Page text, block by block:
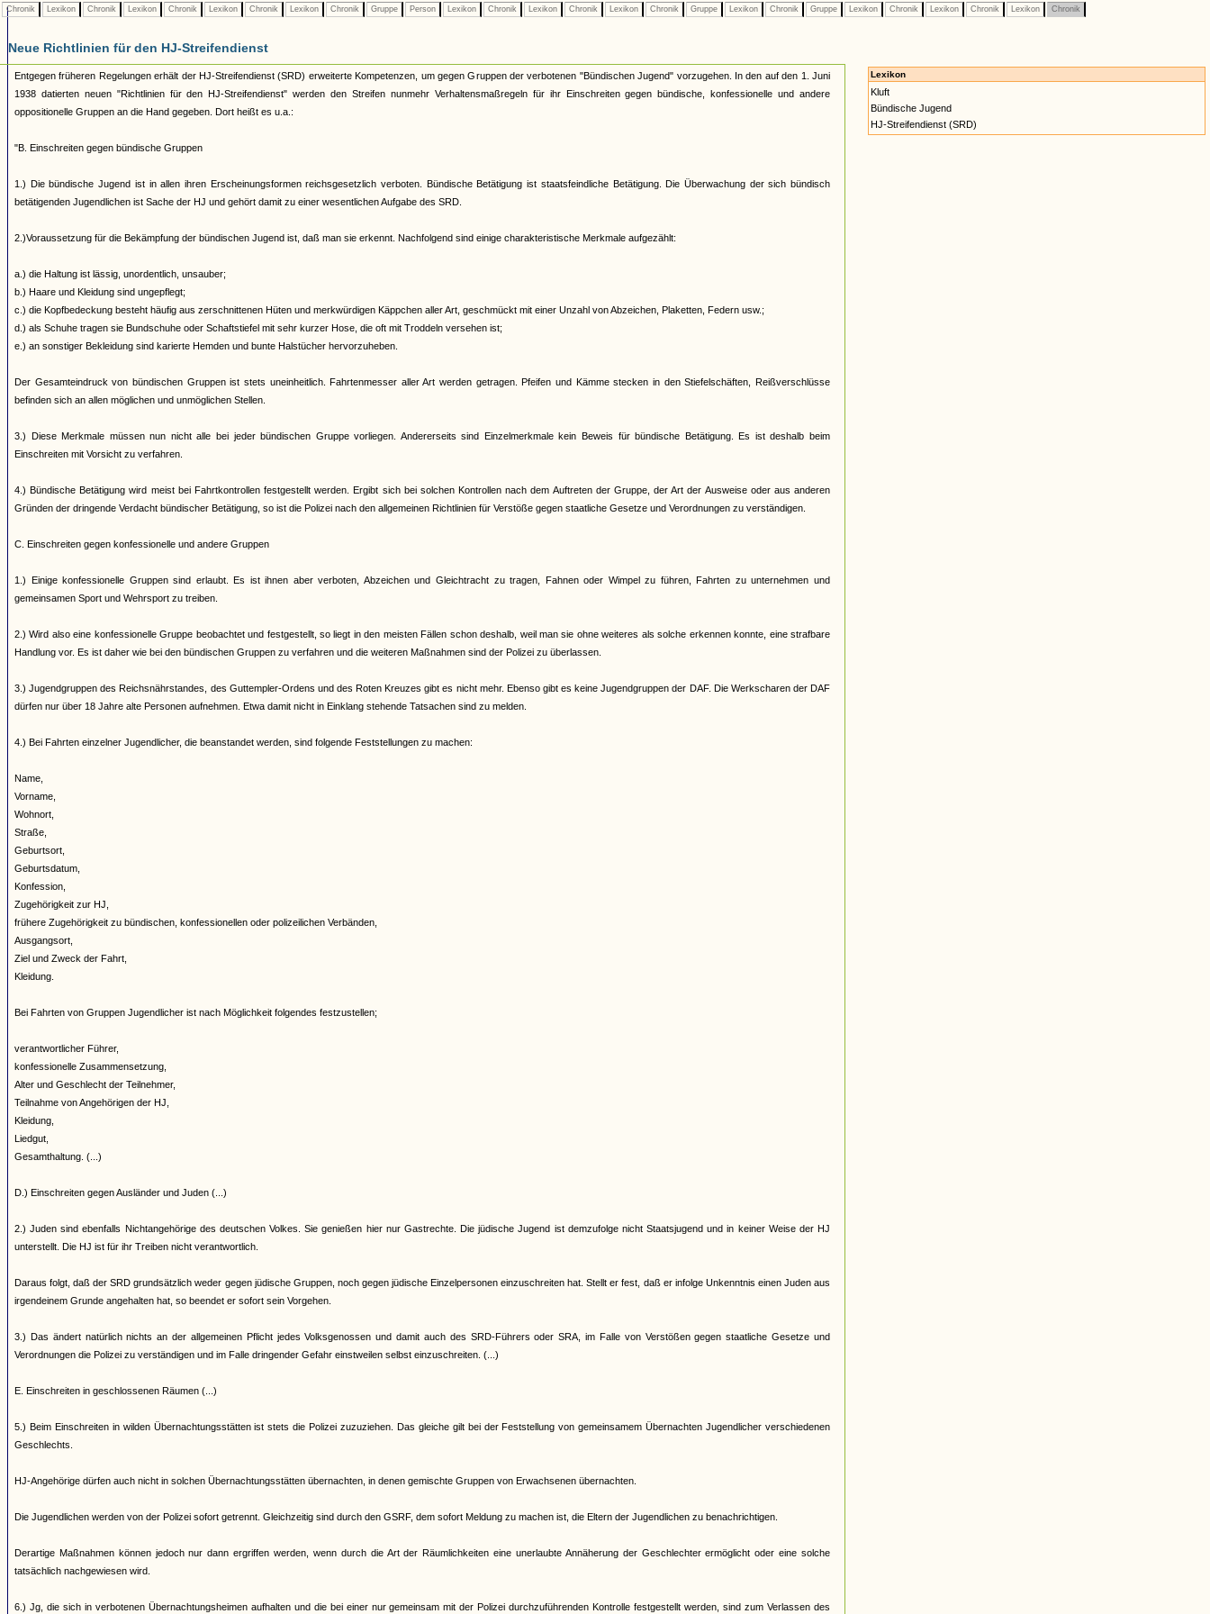
Chronik Lexikon Chronik Lexikon Chronik Lexikon Chronik Lexikon Chronik Gruppe Person Lexikon Chronik Lexikon Chronik Lexikon Chronik Gruppe Lexikon Chronik Gruppe Lexikon Chronik Lexikon Chronik Lexikon Chronik
Neue Richtlinien für den HJ-Streifendienst
Entgegen früheren Regelungen erhält der HJ-Streifendienst (SRD) erweiterte Kompetenzen, um gegen Gruppen der verbotenen "Bündischen Jugend" vorzugehen. In den auf den 1. Juni
1938 datierten neuen "Richtlinien für den HJ-Streifendienst" werden den Streifen nunmehr Verhaltensmaßregeln für ihr Einschreiten gegen bündische, konfessionelle und andere
oppositionelle Gruppen an die Hand gegeben. Dort heißt es u.a.:
"B. Einschreiten gegen bündische Gruppen
1.) Die bündische Jugend ist in allen ihren Erscheinungsformen reichsgesetzlich verboten. Bündische Betätigung ist staatsfeindliche Betätigung. Die Überwachung der sich bündisch
betätigenden Jugendlichen ist Sache der HJ und gehört damit zu einer wesentlichen Aufgabe des SRD.
2.)Voraussetzung für die Bekämpfung der bündischen Jugend ist, daß man sie erkennt. Nachfolgend sind einige charakteristische Merkmale aufgezählt:
a.) die Haltung ist lässig, unordentlich, unsauber;
b.) Haare und Kleidung sind ungepflegt;
c.) die Kopfbedeckung besteht häufig aus zerschnittenen Hüten und merkwürdigen Käppchen aller Art, geschmückt mit einer Unzahl von Abzeichen, Plaketten, Federn usw.;
d.) als Schuhe tragen sie Bundschuhe oder Schaftstiefel mit sehr kurzer Hose, die oft mit Troddeln versehen ist;
e.) an sonstiger Bekleidung sind karierte Hemden und bunte Halstücher hervorzuheben.
Der Gesamteindruck von bündischen Gruppen ist stets uneinheitlich. Fahrtenmesser aller Art werden getragen. Pfeifen und Kämme stecken in den Stiefelschäften, Reißverschlüsse
befinden sich an allen möglichen und unmöglichen Stellen.
3.) Diese Merkmale müssen nun nicht alle bei jeder bündischen Gruppe vorliegen. Andererseits sind Einzelmerkmale kein Beweis für bündische Betätigung. Es ist deshalb beim
Einschreiten mit Vorsicht zu verfahren.
4.) Bündische Betätigung wird meist bei Fahrtkontrollen festgestellt werden. Ergibt sich bei solchen Kontrollen nach dem Auftreten der Gruppe, der Art der Ausweise oder aus anderen
Gründen der dringende Verdacht bündischer Betätigung, so ist die Polizei nach den allgemeinen Richtlinien für Verstöße gegen staatliche Gesetze und Verordnungen zu verständigen.
C. Einschreiten gegen konfessionelle und andere Gruppen
1.) Einige konfessionelle Gruppen sind erlaubt. Es ist ihnen aber verboten, Abzeichen und Gleichtracht zu tragen, Fahnen oder Wimpel zu führen, Fahrten zu unternehmen und
gemeinsamen Sport und Wehrsport zu treiben.
2.) Wird also eine konfessionelle Gruppe beobachtet und festgestellt, so liegt in den meisten Fällen schon deshalb, weil man sie ohne weiteres als solche erkennen konnte, eine strafbare
Handlung vor. Es ist daher wie bei den bündischen Gruppen zu verfahren und die weiteren Maßnahmen sind der Polizei zu überlassen.
3.) Jugendgruppen des Reichsnährstandes, des Guttempler-Ordens und des Roten Kreuzes gibt es nicht mehr. Ebenso gibt es keine Jugendgruppen der DAF. Die Werkscharen der DAF
dürfen nur über 18 Jahre alte Personen aufnehmen. Etwa damit nicht in Einklang stehende Tatsachen sind zu melden.
4.) Bei Fahrten einzelner Jugendlicher, die beanstandet werden, sind folgende Feststellungen zu machen:
Name,
Vorname,
Wohnort,
Straße,
Geburtsort,
Geburtsdatum,
Konfession,
Zugehörigkeit zur HJ,
frühere Zugehörigkeit zu bündischen, konfessionellen oder polizeilichen Verbänden,
Ausgangsort,
Ziel und Zweck der Fahrt,
Kleidung.
Bei Fahrten von Gruppen Jugendlicher ist nach Möglichkeit folgendes festzustellen;
verantwortlicher Führer,
konfessionelle Zusammensetzung,
Alter und Geschlecht der Teilnehmer,
Teilnahme von Angehörigen der HJ,
Kleidung,
Liedgut,
Gesamthaltung. (...)
D.) Einschreiten gegen Ausländer und Juden (...)
2.) Juden sind ebenfalls Nichtangehörige des deutschen Volkes. Sie genießen hier nur Gastrechte. Die jüdische Jugend ist demzufolge nicht Staatsjugend und in keiner Weise der HJ
unterstellt. Die HJ ist für ihr Treiben nicht verantwortlich.
Daraus folgt, daß der SRD grundsätzlich weder gegen jüdische Gruppen, noch gegen jüdische Einzelpersonen einzuschreiten hat. Stellt er fest, daß er infolge Unkenntnis einen Juden aus
irgendeinem Grunde angehalten hat, so beendet er sofort sein Vorgehen.
3.) Das ändert natürlich nichts an der allgemeinen Pflicht jedes Volksgenossen und damit auch des SRD-Führers oder SRA, im Falle von Verstößen gegen staatliche Gesetze und
Verordnungen die Polizei zu verständigen und im Falle dringender Gefahr einstweilen selbst einzuschreiten. (...)
E. Einschreiten in geschlossenen Räumen (...)
5.) Beim Einschreiten in wilden Übernachtungsstätten ist stets die Polizei zuzuziehen. Das gleiche gilt bei der Feststellung von gemeinsamem Übernachten Jugendlicher verschiedenen
Geschlechts.
HJ-Angehörige dürfen auch nicht in solchen Übernachtungsstätten übernachten, in denen gemischte Gruppen von Erwachsenen übernachten.
Die Jugendlichen werden von der Polizei sofort getrennt. Gleichzeitig sind durch den GSRF, dem sofort Meldung zu machen ist, die Eltern der Jugendlichen zu benachrichtigen.
Derartige Maßnahmen können jedoch nur dann ergriffen werden, wenn durch die Art der Räumlichkeiten eine unerlaubte Annäherung der Geschlechter ermöglicht oder eine solche
tatsächlich nachgewiesen wird.
6.) Jg, die sich in verbotenen Übernachtungsheimen aufhalten und die bei einer nur gemeinsam mit der Polizei durchzuführenden Kontrolle festgestellt werden, sind zum Verlassen des
Lexikon
Kluft
Bündische Jugend
HJ-Streifendienst (SRD)